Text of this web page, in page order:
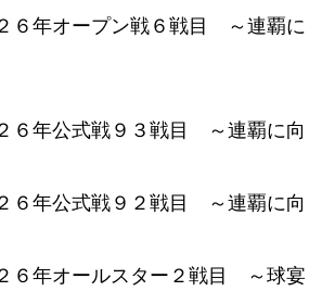
６年オープン戦６戦目 ～連覇に
６年公式戦９３戦目 ～連覇に向
６年公式戦９２戦目 ～連覇に向
６年オールスター２戦目 ～球宴